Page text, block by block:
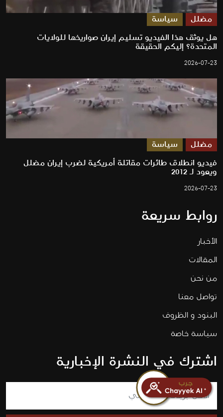
مضلل سياسة
هل يوثق هذا الفيديو تسليم إيران صواريخها للولايات
المتحدة؟ إليكم الحقيقة
2026-07-23
مضلل سياسة
فيديو انطلاق طائرات مقاتلة أمريكية لضرب إيران مضلل
ويعود لـ 2012
2026-07-23
روابط سريعة
الأخبار
المقالات
من نحن
تواصل معنا
البنود و الظروف
سياسة خاصة
اشترك في النشرة الإخبارية